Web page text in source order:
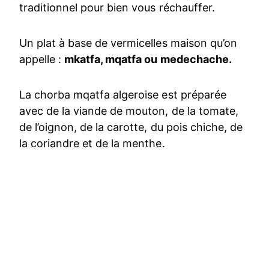
traditionnel pour bien vous réchauffer.
Un plat à base de vermicelles maison qu’on
appelle : mkatfa, mqatfa ou medechache.
La chorba mqatfa algeroise est préparée
avec de la viande de mouton, de la tomate,
de l’oignon, de la carotte, du pois chiche, de
la coriandre et de la menthe.